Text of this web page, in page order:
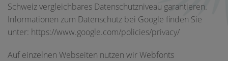
Schweiz vergleichbares Datenschutzniveau garantieren.
Informationen zum Datenschutz bei Google finden Sie
unter: https://www.google.com/policies/privacy/
Auf einzelnen Webseiten nutzen wir Webfonts